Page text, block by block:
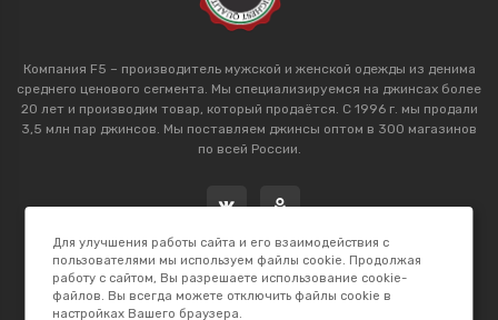
Компания F5 – производитель мужской и женской одежды из денима
среднего ценового сегмента. Мы специализируемся на джинсах более
20 лет и производим товар, который продаётся. С 1996 г. мы продали
3,5 млн пар джинсов. Мы поставляем джинсы оптом в 300 магазинов
по всей России.
Для улучшения работы сайта и его взаимодействия с
пользователями мы используем файлы cookie. Продолжая
работу с сайтом, Вы разрешаете использование cookie-
файлов. Вы всегда можете отключить файлы cookie в
настройках Вашего браузера.